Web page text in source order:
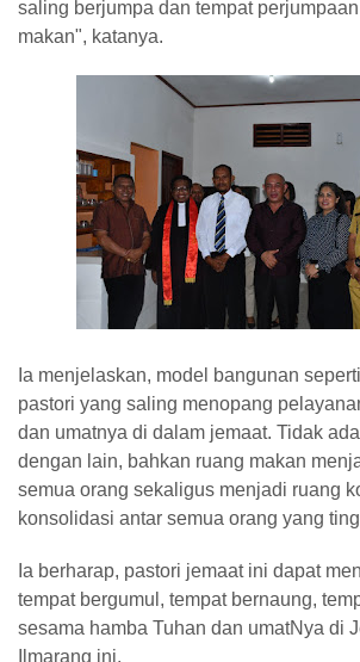
saling berjumpa dan tempat
makan", katanya.
Ia menjelaskan, model bangunan
pastori yang saling menopang
dan umatnya di dalam jemaat. Tidak
dengan lain, bahkan ruang makan
semua orang sekaligus menjadi ruang
konsolidasi antar semua orang yang
Ia berharap, pastori jemaat ini dapat
tempat bergumul, tempat bernaung,
sesama hamba Tuhan dan umatNya di
Ilmarang ini.